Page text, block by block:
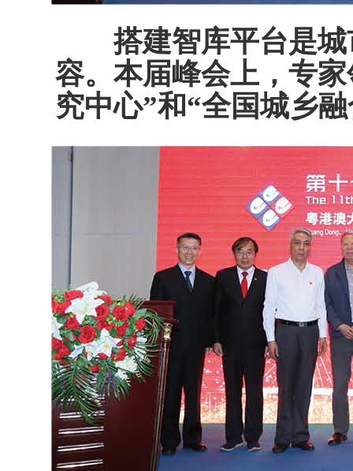
搭建智库平台是
容。本届峰会上，专
究中心”和“全国城乡